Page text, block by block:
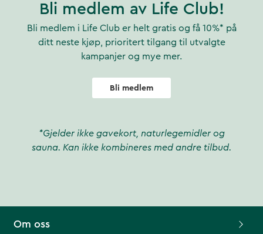
Bli medlem av Life Club!
Bli medlem i Life Club er helt gratis og få 10%* på
ditt neste kjøp, prioritert tilgang til utvalgte
kampanjer og mye mer.
Bli medlem
*Gjelder ikke gavekort, naturlegemidler og
sauna. Kan ikke kombineres med andre tilbud.
Om oss